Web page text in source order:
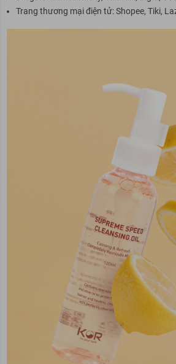
Trang thương mại điện tử: Shopee, Tiki,